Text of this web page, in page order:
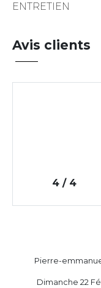
ENTRETIEN
Avis clients
4 / 4
Pierre-
Dimanche 22